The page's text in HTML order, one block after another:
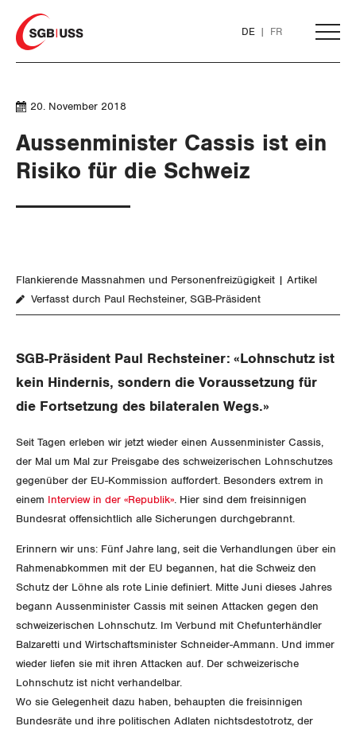
Home
DE FR
THEMEN
Flankierende Massnahmen und
Personenfreizügigkeit
Gewerkschaftsrechte
Arbeitssicherheit und Gesundheitsschutz
WIRTSCHAFT
Geld und Währung
Aussenwirtschaft
Verteilung
SOZIALPOLITIK
AHV
Berufliche Vorsorge
Arbeitslosenversicherung
Überbrückungsleistung
Ergänzungsleistungen
SERVICE PUBLIC
Verkehr
Post
Energie und Umwelt
GLEICHSTELLUNG
Gleichstellung von Frauen und Männern
Gleichstellung von LGBTI
BILDUNG & JUGEND
MIGRATION
20. November 2018
Aussenminister Cassis ist ein
Risiko für die Schweiz
Flankierende Massnahmen und Personenfreizügigkeit
Artikel
Verfasst durch Paul Rechsteiner, SGB-Präsident
SGB-Präsident Paul Rechsteiner: «Lohnschutz ist
kein Hindernis, sondern die Voraussetzung für
die Fortsetzung des bilateralen Wegs.»
Seit Tagen erleben wir jetzt wieder einen Aussenminister Cassis,
der Mal um Mal zur Preisgabe des schweizerischen Lohnschutzes
gegenüber der EU-Kommission auffordert. Besonders extrem in
einem Interview in der «Republik» . Hier sind dem freisinnigen
Bundesrat offensichtlich alle Sicherungen durchgebrannt.
Erinnern wir uns: Fünf Jahre lang, seit die Verhandlungen über ein
Rahmenabkommen mit der EU begannen, hat die Schweiz den
Schutz der Löhne als rote Linie definiert. Mitte Juni dieses Jahres
begann Aussenminister Cassis mit seinen Attacken gegen den
schweizerischen Lohnschutz. Im Verbund mit Chefunterhändler
Balzaretti und Wirtschaftsminister Schneider-Ammann. Und immer
wieder liefen sie mit ihren Attacken auf. Der schweizerische
Lohnschutz ist nicht verhandelbar.
Wo sie Gelegenheit dazu haben, behaupten die freisinnigen
Bundesräte und ihre politischen Adlaten nichtsdestotrotz, der